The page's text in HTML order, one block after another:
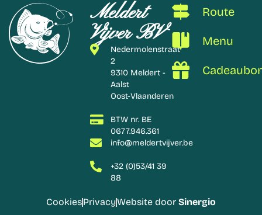
Meldert
Vijver BV
Nedermolenstraat
2
9310 Meldert -
Aalst
Oost-Vlaanderen
BTW nr. BE
0677.946.361
info@meldertvijver.be
+32 (0)53/41 39
88
Route
Menu
CookiesPrivacyWebsite door Sinergio